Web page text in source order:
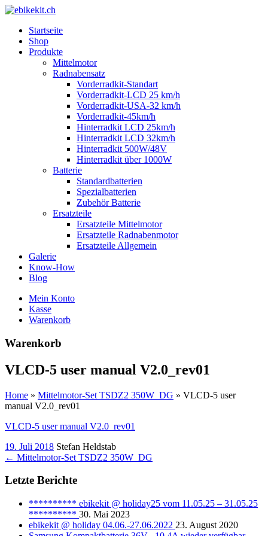
Startseite
Shop
Produkte
Mittelmotor
Radnabensatz
Vorderradkit-Standart
Vorderradkit-LCD 25 km/h
Vorderradkit-USA-32 km/h
Vorderradkit-45km/h
Hinterradkit LCD 25km/h
Hinterradkit LCD 32km/h
Hinterradkit 500W/48V
Hinterradkit über 1000W
Batterie
Standardbatterien
Spezialbatterien
Zubehör Batterie
Ersatzteile
Ersatzteile Mittelmotor
Ersatzteile Radnabenmotor
Ersatzteile Allgemein
Galerie
Know-How
Blog
Mein Konto
Kasse
Warenkorb
Warenkorb
VLCD-5 user manual V2.0_rev01
Home » Mittelmotor-Set TSDZ2 350W_DG » VLCD-5 user
manual V2.0_rev01
VLCD-5 user manual V2.0_rev01
19. Juli 2018 Stefan Heldstab
← Mittelmotor-Set TSDZ2 350W_DG
Letzte Berichte
********** ebikekit @ holiday25 vom 11.05.25 – 31.05.25
********** 30. Mai 2023
ebikekit @ holiday 04.06.-27.06.2022 23. August 2020